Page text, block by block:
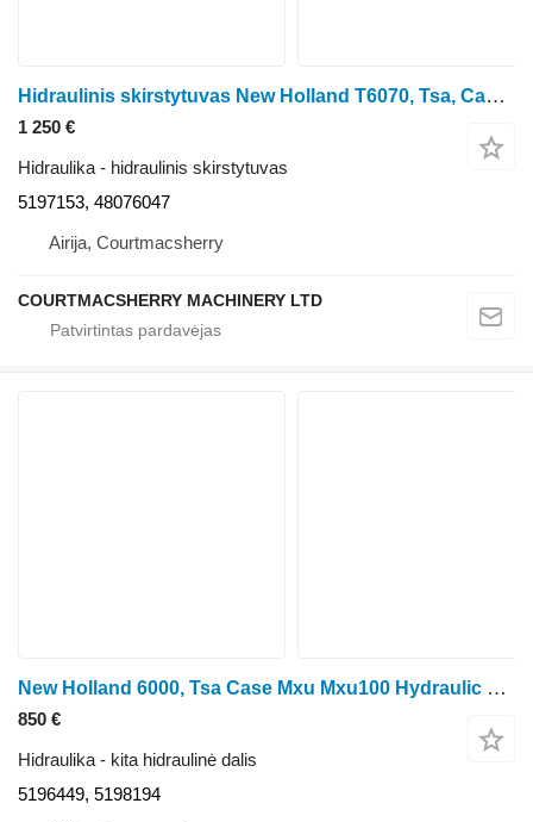
Hidraulinis skirstytuvas New Holland T6070, Tsa, Case Mxu, Hydraulic Control Valve 5197153, 48076047 ratinio traktoriaus T6070
1 250 €
Hidraulika - hidraulinis skirstytuvas
5197153, 48076047
Airija, Courtmacsherry
COURTMACSHERRY MACHINERY LTD
New Holland 6000, Tsa Case Mxu Mxu100 Hydraulic Filter Manifold 5196449, 519 5196449, 5198194 ratinio traktoriaus
850 €
Hidraulika - kita hidraulinė dalis
5196449, 5198194